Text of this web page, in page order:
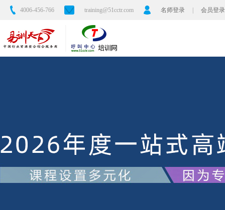
4006-456-766 training@51cctr.com 名师登录 会员登录